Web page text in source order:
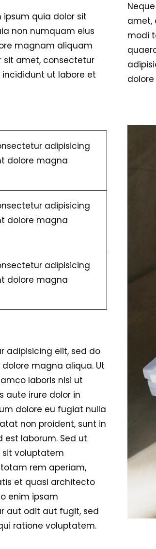
ipsum quia dolor sit
non numquam eius
magnam aliquam
sit amet, consectetur
ut labore et
adipisicing
dolore magna
adipisicing
dolore magna
adipisicing
dolore magna
adipisicing elit, sed do
magna aliqua. Ut
laboris nisi ut
aute irure dolor in
dolore eu fugiat nulla
non proident, sunt in
laborum. Sed ut
sit voluptatem
rem aperiam,
et quasi architecto
enim ipsam
aut odit aut fugit, sed
ratione voluptatem.
amet,
modi